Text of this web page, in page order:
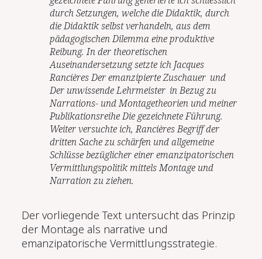
durch Setzungen, welche die Didaktik, durch
die Didaktik selbst verhandeln, aus dem
pädagogischen Dilemma eine produktive
Reibung. In der theoretischen
Auseinandersetzung setzte ich Jacques
Rancières Der emanzipierte Zuschauer und
Der unwissende Lehrmeister in Bezug zu
Narrations- und Montagetheorien und meiner
Publikationsreihe Die gezeichnete Führung.
Weiter versuchte ich, Rancières Begriff der
dritten Sache zu schärfen und allgemeine
Schlüsse bezüglicher einer emanzipatorischen
Vermittlungspolitik mittels Montage und
Narration zu ziehen.
Der vorliegende Text untersucht das Prinzip
der Montage als narrative und
emanzipatorische Vermittlungsstrategie.